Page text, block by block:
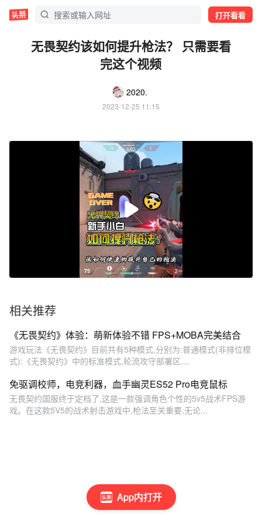
打开看看
App内打开
无畏契约该如何提升枪法？ 只需要看
完这个视频
2020.
2023-12-25 11:15
相关推荐
《无畏契约》体验：萌新体验不错 FPS+MOBA完美结合
游戏玩法《无畏契约》目前共有5种模式,分别为:普通模式(非排位模
式):《无畏契约》中的标准模式,轮流攻守部署区,...
免驱调校师，电竞利器，血手幽灵ES52 Pro电竞鼠标
无畏契约国服终于定档了,这是一款强调角色个性的5v5战术FPS游
戏。在这款5V5的战术射击游戏中,枪法至关重要,无论...